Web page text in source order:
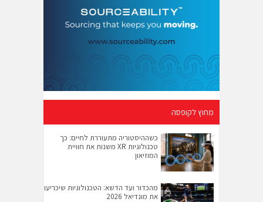
מחוץ לקופסה
כשההיסטוריה מתעוררת לחיים: כך
טכנולוגיות XR משנות את חוויית
המוזיאון
מהכדור ועד הדשא: הטכנולוגיות שיכריעו
את מונדיאל 2026